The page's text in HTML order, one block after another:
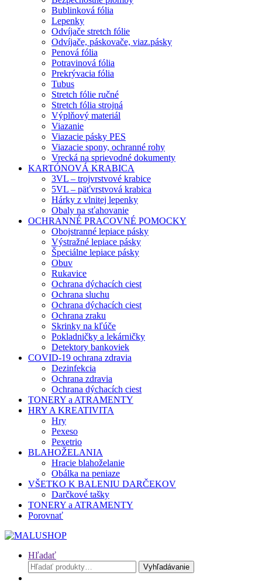
Bublinková fólia
Lepenky
Odvíjače stretch fólie
Odvíjače, páskovače, viaz.pásky
Penová fólia
Potravinová fólia
Prekrývacia fólia
Tubus
Stretch fólie ručné
Stretch fólia strojná
Výplňový materiál
Viazanie
Viazacie pásky PES
Viazacie spony, ochranné rohy
Vrecká na sprievodné dokumenty
KARTÓNOVÁ KRABICA
3VL – trojvrstvové krabice
5VL – päťvrstvová krabica
Hárky z vlnitej lepenky
Obaly na sťahovanie
OCHRANNÉ PRACOVNÉ POMOCKY
Obojstranné lepiace pásky
Výstražné lepiace pásky
Špeciálne lepiace pásky
Obuv
Rukavice
Ochrana dýchacích ciest
Ochrana sluchu
Ochrana dýchacích ciest
Ochrana zraku
Skrinky na kľúče
Pokladničky a lekárničky
Detektory bankoviek
COVID-19 ochrana zdravia
Dezinfekcia
Ochrana zdravia
Ochrana dýchacích ciest
TONERY a ATRAMENTY
HRY A KREATIVITA
Hry
Pexeso
Pexetrio
BLAHOŽELANIA
Hracie blahoželanie
Obálka na peniaze
VŠETKO K BALENIU DARČEKOV
Darčkové tašky
TONERY a ATRAMENTY
Porovnať
Hľadať
Hľadať:
Vyhľadávanie